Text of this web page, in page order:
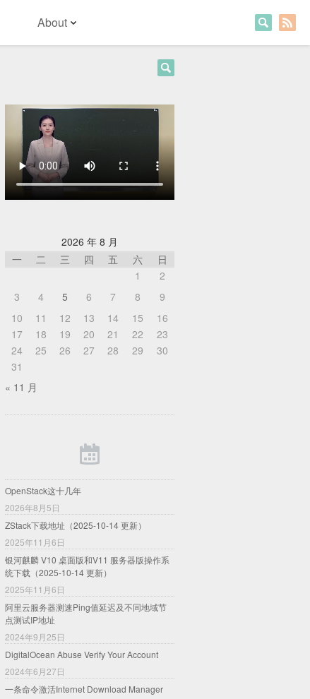
About
2026 年 8 月
一
二 三 四 五 六
日
1
2
3
4 5 6 7 8
9
10
11 12 13 14 15
16
17
18 19 20 21 22
23
24
25 26 27 28 29
30
31
« 11 月
OpenStack这十几年
2026年8月5日
ZStack下载地址（2025-10-14 更新）
2025年11月6日
银河麒麟 V10 桌面版和V11 服务器版操作系
统下载（2025-10-14 更新）
2025年11月6日
阿里云服务器测速Ping值延迟及不同地域节
点测试IP地址
2024年9月25日
DigitalOcean Abuse Verify Your Account
2024年6月27日
一条命令激活Internet Download Manager